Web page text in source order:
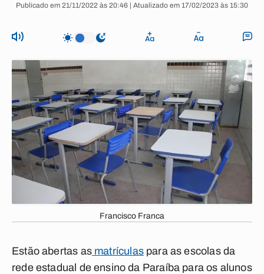
Publicado em 21/11/2022 às 20:46 | Atualizado em 17/02/2023 às 15:30
Francisco Franca
Estão abertas asmatrículaspara as escolas da
rede estadual de ensino da Paraíba para os alunos